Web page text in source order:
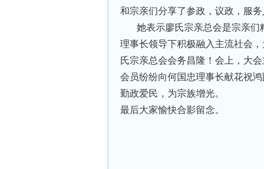
和宗亲们分享了参政，议政，服务
她表示廖氏宗亲总会是宗亲们
理事长领导下积极融入主流社会
氏宗亲总会会务昌隆！会上，大
会员纷纷向何国忠理事长献花祝
勤政爱民，为宗族增光。
最后大家愉快合影留念。